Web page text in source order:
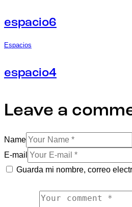
espacio6
Espacios
espacio4
Leave a
Name
E-mail
Guarda mi nombre, correo